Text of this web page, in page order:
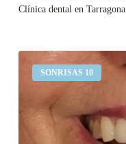
Clínica dental en Tarragona
SONRISAS 10
puente
los